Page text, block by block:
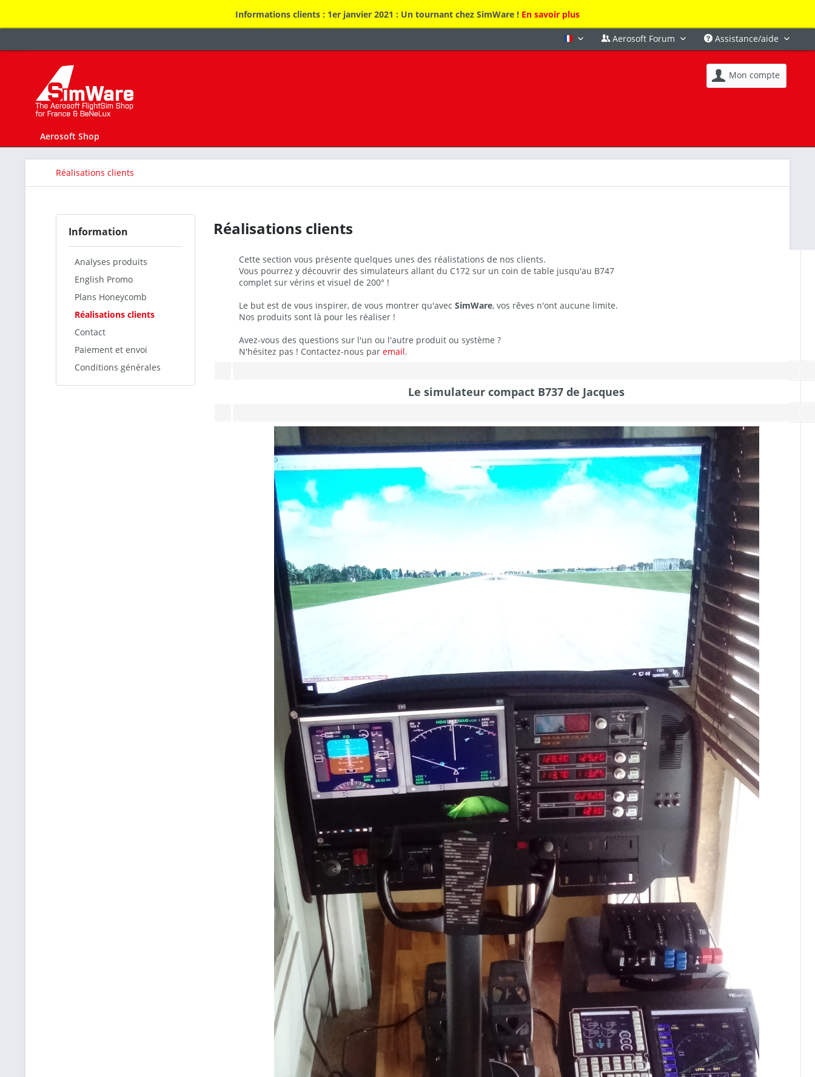
Informations clients : 1er janvier 2021 : Un tournant chez SimWare ! En savoir plus
Français Aerosoft Forum Assistance/aide
Mon compte
Aerosoft Shop
Réalisations clients
Information
Analyses produits
English Promo
Plans Honeycomb
Réalisations clients
Contact
Paiement et envoi
Conditions générales
Réalisations clients
Cette section vous présente quelques unes des réalistations de nos clients.
Vous pourrez y découvrir des simulateurs allant du C172 sur un coin de table jusqu'au B747
complet sur vérins et visuel de 200° !
Le but est de vous inspirer, de vous montrer qu'avec SimWare, vos rêves n'ont aucune limite.
Nos produits sont là pour les réaliser !
Avez-vous des questions sur l'un ou l'autre produit ou système ?
N'hésitez pas ! Contactez-nous par email.
Le simulateur compact B737 de Jacques